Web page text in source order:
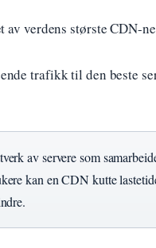
verdens største CDN-
trafikk til den beste
av servere som
kan en CDN kutte